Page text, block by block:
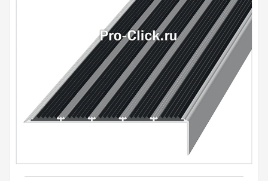
Алюминиевые профили
Крепёж и крепления
Садовая мебель
Оплата
Доставка